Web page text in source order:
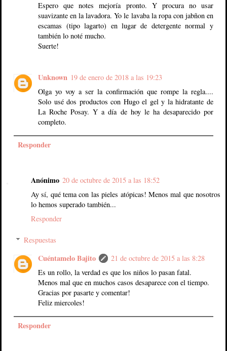
Espero que notes mejoría pronto. Y procura no usar
suavizante en la lavadora. Yo le lavaba la ropa con jabñon en
escamas (tipo lagarto) en lugar de detergente normal y
también lo noté mucho.
Suerte!
Unknown 19 de enero de 2018 a las 19:23
Olga yo voy a ser la confirmación que rompe la regla....
Solo usé dos productos con Hugo el gel y la hidratante de
La Roche Posay. Y a día de hoy le ha desaparecido por
completo.
Responder
Anónimo 20 de octubre de 2015 a las 18:52
Ay sí, qué tema con las pieles atópicas! Menos mal que nosotros
lo hemos superado también...
Responder
Respuestas
Cuéntamelo Bajito
21 de octubre de 2015 a las 8:28
Es un rollo, la verdad es que los niños lo pasan fatal.
Menos mal que en muchos casos desaparece con el tiempo.
Gracias por pasarte y comentar!
Feliz miercoles!
Responder